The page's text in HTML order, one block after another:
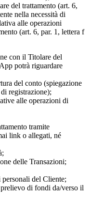
del trattamento (art. 6,
nella necessità di
alle operazioni
(art. 6, par. 1, lettera f
con il Titolare del
potrà riguardare
del conto (spiegazione
registrazione);
alle operazioni di
tramite
link o allegati, né
delle Transazioni;
del Cliente;
di fondi da/verso il